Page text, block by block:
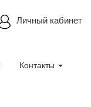
Личный кабинет
Контакты